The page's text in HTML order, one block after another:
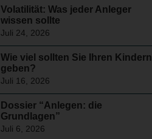
Volatilität: Was jeder Anleger
wissen sollte
Juli 24, 2026
Wie viel sollten Sie Ihren Kindern
geben?
Juli 16, 2026
Dossier “Anlegen: die
Grundlagen”
Juli 6, 2026